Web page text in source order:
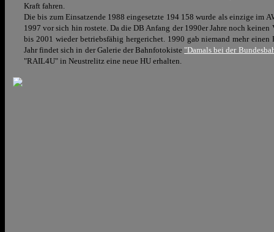
Kraft fahren.
Die bis zum Einsatzende 1988 eingesetzte 194 158 wurde als einzige im
1997 vor sich hin rostete. Da die DB Anfang der 1990er Jahre noch
bis 2001 wieder betriebsfähig hergerichet. 1990 gab niemand mehr
Jahr findet sich in der Galerie der Bahnfotokiste "Damals bei der
"RAIL4U" in Neustrelitz eine neue HU erhalten.